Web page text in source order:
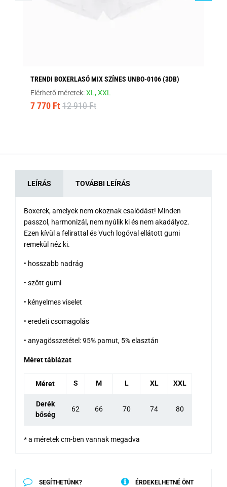
TRENDI BOXERLASÓ MIX SZÍNES UNBO-0106 (3DB)
Elérhető méretek:XL,XXL
7 770 Ft 12 910 Ft
LEÍRÁS TOVÁBBI LEÍRÁS
Boxerek, amelyek nem okoznak csalódást! Minden
passzol, harmonizál, nem nyúlik ki és nem akadályoz.
Ezen kívül a felirattal és Vuch logóval ellátott gumi
remekül néz ki.
• hosszabb nadrág
• szőtt gumi
• kényelmes viselet
• eredeti csomagolás
• anyagösszetétel: 95% pamut, 5% elasztán
Méret táblázat
Méret S M L XL XXL
Derék
bőség
62 66 70 74 80
* a méretek cm-ben vannak megadva
SEGÍTHETÜNK? ÉRDEKELHETNÉ ÖNT